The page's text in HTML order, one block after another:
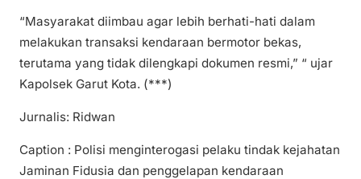
“Masyarakat diimbau agar lebih berhati-hati dalam
melakukan transaksi kendaraan bermotor bekas,
terutama yang tidak dilengkapi dokumen resmi,” “ ujar
Kapolsek Garut Kota. (***)
Jurnalis: Ridwan
Caption : Polisi menginterogasi pelaku tindak kejahatan
Jaminan Fidusia dan penggelapan kendaraan